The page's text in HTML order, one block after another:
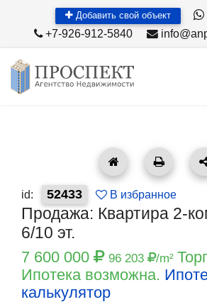
Добавить свой объект
+7-926-912-5840
id: 52433 В избранное
Продажа: Квартира 2-
6/10 эт.
7 600 000 96 203 /m²
Ипотека возможна.
калькулятор